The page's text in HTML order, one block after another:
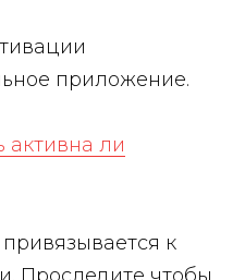
приложение.
активна ли
к